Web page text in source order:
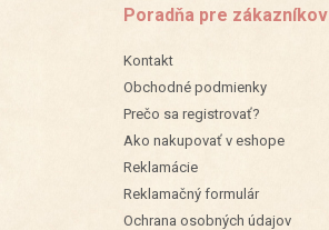
Poradňa pre zákazníkov
Kontakt
Obchodné podmienky
Prečo sa registrovať?
Ako nakupovať v eshope
Reklamácie
Reklamačný formulár
Ochrana osobných údajov